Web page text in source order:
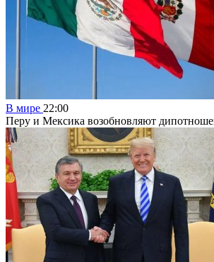
В мире 22:00
Перу и Мексика возобновляют